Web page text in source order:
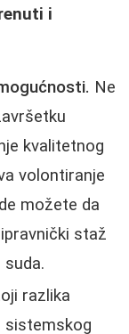
i
Ne
kvalitetnog
volontiranje
možete da
staž
razlika
sistemskog